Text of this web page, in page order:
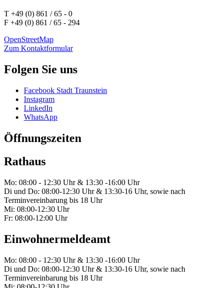
T +49 (0) 861 / 65 - 0
F +49 (0) 861 / 65 - 294
OpenStreetMap
Zum Kontaktformular
Folgen Sie uns
Facebook Stadt Traunstein
Instagram
LinkedIn
WhatsApp
Öffnungszeiten
Rathaus
Mo: 08:00 - 12:30 Uhr & 13:30 -16:00 Uhr
Di und Do: 08:00-12:30 Uhr & 13:30-16 Uhr, sowie nach
Terminvereinbarung bis 18 Uhr
Mi: 08:00-12:30 Uhr
Fr: 08:00-12:00 Uhr
Einwohnermeldeamt
Mo: 08:00 - 12:30 Uhr & 13:30 -16:00 Uhr
Di und Do: 08:00-12:30 Uhr & 13:30-16 Uhr, sowie nach
Terminvereinbarung bis 18 Uhr